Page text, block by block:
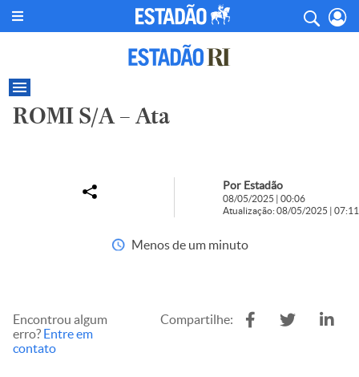
ROMI S/A – Ata
Por Estadão
08/05/2025 | 00:06
Atualização: 08/05/2025 | 07:11
Menos de um minuto
Encontrou algum
erro? Entre em
contato
Compartilhe: